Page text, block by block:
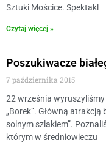
Sztuki Mościce. Spektakl
Czytaj więcej »
Poszukiwacze
7 października 2015
22 września
„Borek”. Główną
solnym szlakiem”.
którym w średniowieczu